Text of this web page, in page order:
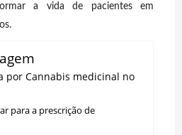
a vida de pacientes em
por Cannabis medicinal no
para a prescrição de